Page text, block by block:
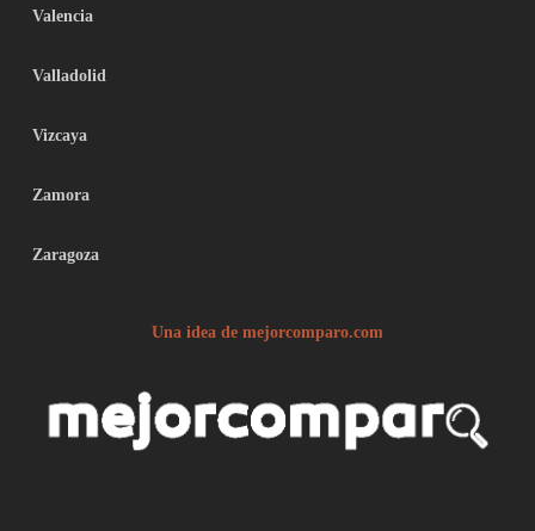
Valencia
Valladolid
Vizcaya
Zamora
Zaragoza
Una idea de mejorcomparo.com